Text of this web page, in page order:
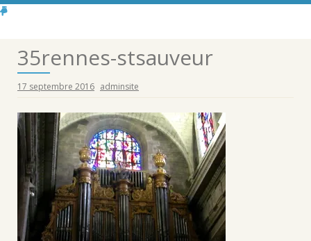
35rennes-stsauveur
17 septembre 2016 adminsite